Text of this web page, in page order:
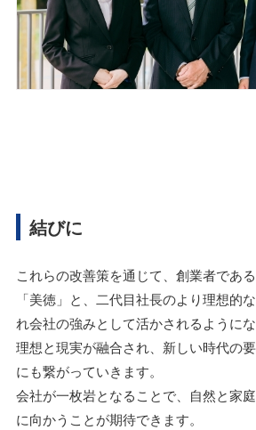
結びに
これらの改善策を通じて、創業者であ
「美徳」と、二代目社長のより理想的
れ会社の強みとして活かされるようにな
理想と現実が融合され、新しい時代の
にも繋がっていきます。
会社が一枚岩となることで、自然と家
に向かうことが期待できます。